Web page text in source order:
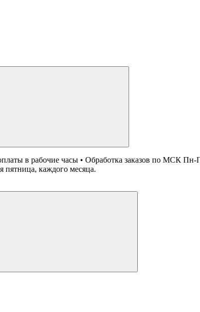
в рабочие часы • Обработка заказов по МСК
пятница, каждого месяца.